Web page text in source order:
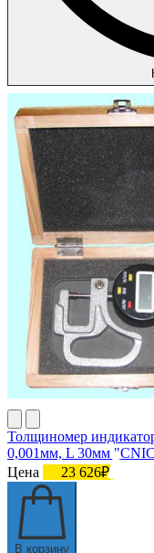
Толщиномер
0,001мм, L 30мм
Цена
23 626₽
В корзину